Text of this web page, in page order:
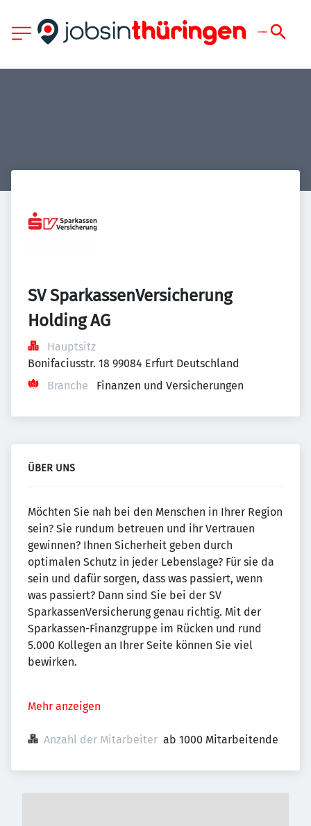
SV SparkassenVersicherung
Holding AG
Hauptsitz
Bonifaciusstr. 18 99084 Erfurt Deutschland
Branche
Finanzen und Versicherungen
ÜBER UNS
Möchten Sie nah bei den Menschen in Ihrer Region
sein? Sie rundum betreuen und ihr Vertrauen
gewinnen? Ihnen Sicherheit geben durch
optimalen Schutz in jeder Lebenslage? Für sie da
sein und dafür sorgen, dass was passiert, wenn
was passiert? Dann sind Sie bei der SV
SparkassenVersicherung genau richtig. Mit der
Sparkassen-Finanzgruppe im Rücken und rund
5.000 Kollegen an Ihrer Seite können Sie viel
bewirken.
Mehr anzeigen
Anzahl der Mitarbeiter ab 1000 Mitarbeitende